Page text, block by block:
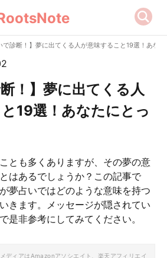
で診断！】夢に出てくる人が意味すること19選！あな
断！】夢に出てくる人
19選！あなたにとっ
とも多くありますが、その夢の意
はあるでしょうか？この記事で
夢占いではどのような意味を持つ
きます。メッセージが隠されてい
是非参考にしてみてください。
ディアはAmazonアソシエイト、楽天アフィリエイ